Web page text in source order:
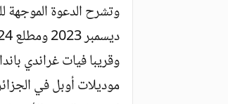
وتشرح الدعوة الموجهة
وقريبا فيات غراندي
موديلات أوبل في